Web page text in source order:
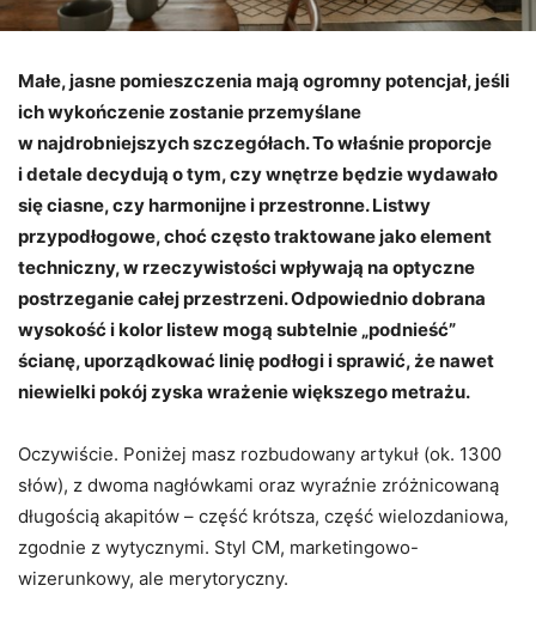
Małe, jasne pomieszczenia mają ogromny potencjał, jeśli
ich wykończenie zostanie przemyślane
w najdrobniejszych szczegółach. To właśnie proporcje
i detale decydują o tym, czy wnętrze będzie wydawało
się ciasne, czy harmonijne i przestronne. Listwy
przypodłogowe, choć często traktowane jako element
techniczny, w rzeczywistości wpływają na optyczne
postrzeganie całej przestrzeni. Odpowiednio dobrana
wysokość i kolor listew mogą subtelnie „podnieść”
ścianę, uporządkować linię podłogi i sprawić, że nawet
niewielki pokój zyska wrażenie większego metrażu.
Oczywiście. Poniżej masz rozbudowany artykuł (ok. 1300
słów), z dwoma nagłówkami oraz wyraźnie zróżnicowaną
długością akapitów – część krótsza, część wielozdaniowa,
zgodnie z wytycznymi. Styl CM, marketingowo-
wizerunkowy, ale merytoryczny.